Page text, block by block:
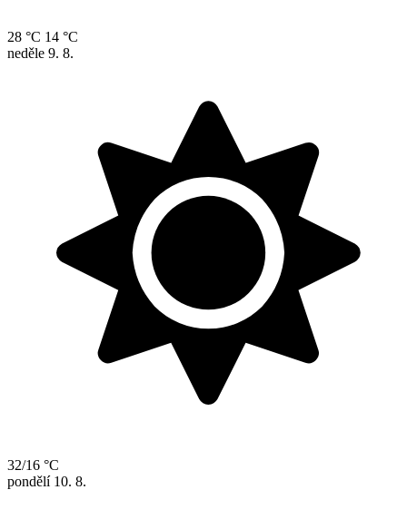
28 °C 14 °C
neděle 9. 8.
32/16 °C
pondělí 10. 8.